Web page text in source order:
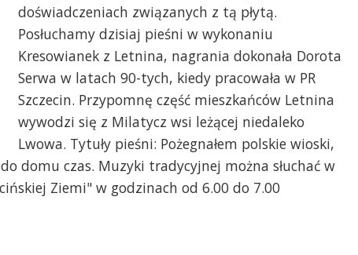
doświadczeniach związanych z tą płytą.
Posłuchamy dzisiaj pieśni w wykonaniu
Kresowianek z Letnina, nagrania dokonała Dorota
Serwa w latach 90-tych, kiedy pracowała w PR
Szczecin. Przypomnę część mieszkańców Letnina
wywodzi się z Milatycz wsi leżącej niedaleko
Lwowa. Tytuły pieśni: Pożegnałem polskie wioski,
domu czas. Muzyki tradycyjnej można słuchać w
Ziemi" w godzinach od 6.00 do 7.00